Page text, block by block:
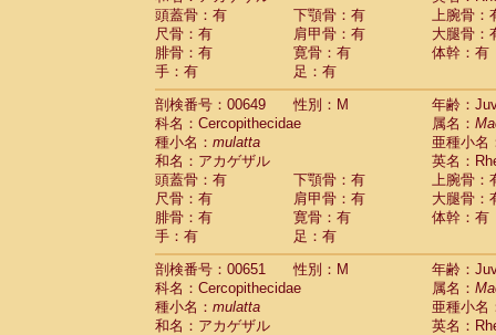
頭蓋骨：有
下顎骨：有
上腕骨：
尺骨：有
肩甲骨：有
大腿骨：
腓骨：有
寛骨：有
体幹：有
手：有
足：有
剖検番号：00649
性別：M
年齢：
科名：Cercopithecidae
属名：
種小名： mulatta
亜種小名
和名：アカゲザル
英名：
頭蓋骨：有
下顎骨：有
上腕骨：
尺骨：有
肩甲骨：有
大腿骨：
腓骨：有
寛骨：有
体幹：有
手：有
足：有
剖検番号：00651
性別：M
年齢：
科名：Cercopithecidae
属名：
種小名： mulatta
亜種小名
和名：アカゲザル
英名：